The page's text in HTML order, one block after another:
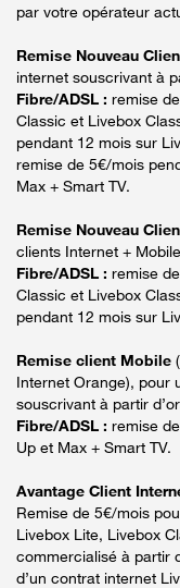
par votre opérateur
Remise Nouveau
internet souscrivant à
Fibre/ADSL : remise
Classic et Livebox
pendant 12 mois sur
remise de 5€/mois
Max + Smart TV.
Remise Nouveau
clients Internet +
Fibre/ADSL : remise
Classic et Livebox
pendant 12 mois sur
Remise client Mobile
Internet Orange), pour
souscrivant à partir
Fibre/ADSL : remise
Up et Max + Smart TV.
Avantage Client
Remise de 5€/mois
Livebox Lite, Livebox
commercialisé à partir
d’un contrat internet